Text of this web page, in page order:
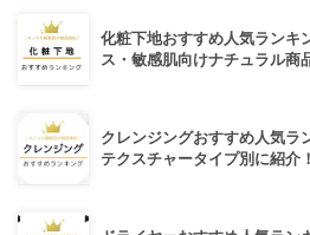
化粧下地おすすめ人気ランキ
ス・敏感肌向けナチュラル商
クレンジングおすすめ人気ラ
テクスチャータイプ別に紹介！